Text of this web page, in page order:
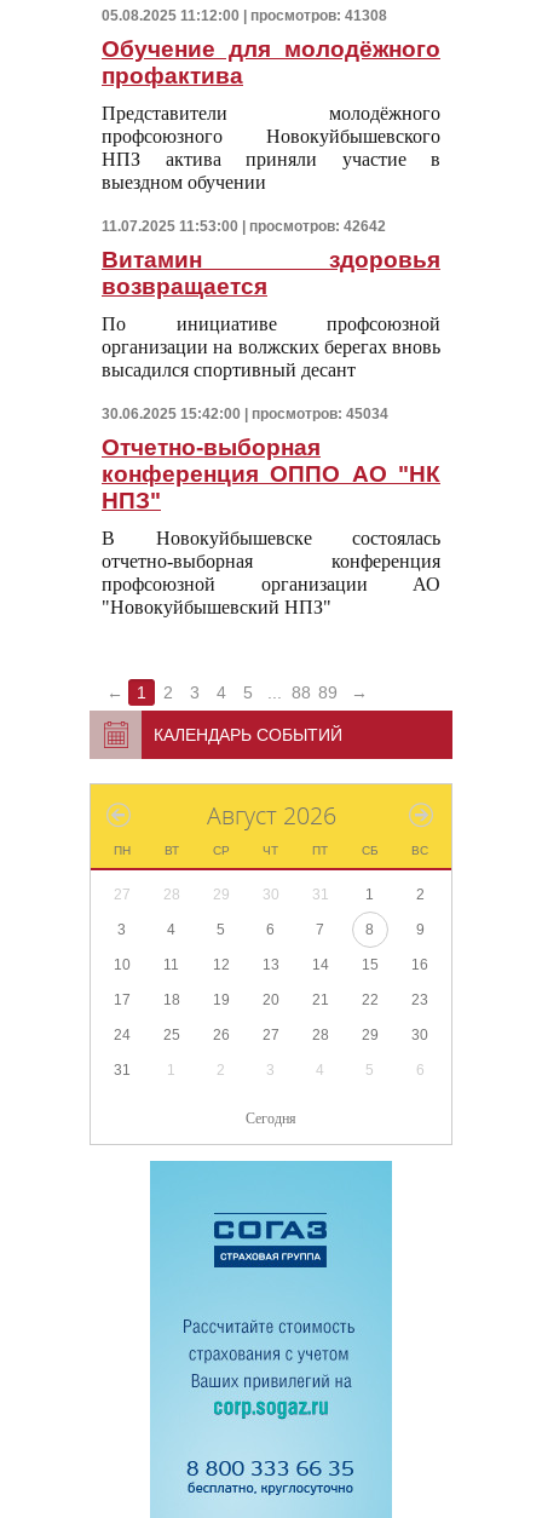
05.08.2025 11:12:00 | просмотров: 41308
Обучение для молодёжного
профактива
Представители молодёжного
профсоюзного Новокуйбышевского
НПЗ актива приняли участие в
выездном обучении
11.07.2025 11:53:00 | просмотров: 42642
Витамин здоровья
возвращается
По инициативе профсоюзной
организации на волжских берегах вновь
высадился спортивный десант
30.06.2025 15:42:00 | просмотров: 45034
Отчетно-выборная
конференция ОППО АО "НК
НПЗ"
В Новокуйбышевске состоялась
отчетно-выборная конференция
профсоюзной организации АО
"Новокуйбышевский НПЗ"
← 1 2 3 4 5 88 89 →
КАЛЕНДАРЬ СОБЫТИЙ
Август 2026
ПН ВТ СР ЧТ ПТ СБ ВС
27 28 29 30 31 1 2
3 4 5 6 7 8 9
10 11 12 13 14 15 16
17 18 19 20 21 22 23
24 25 26 27 28 29 30
31 1 2 3 4 5 6
Сегодня